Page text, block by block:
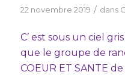
22 novembre 2019 / dans
C’ est sous un ciel
que le groupe de
COEUR ET SANTE